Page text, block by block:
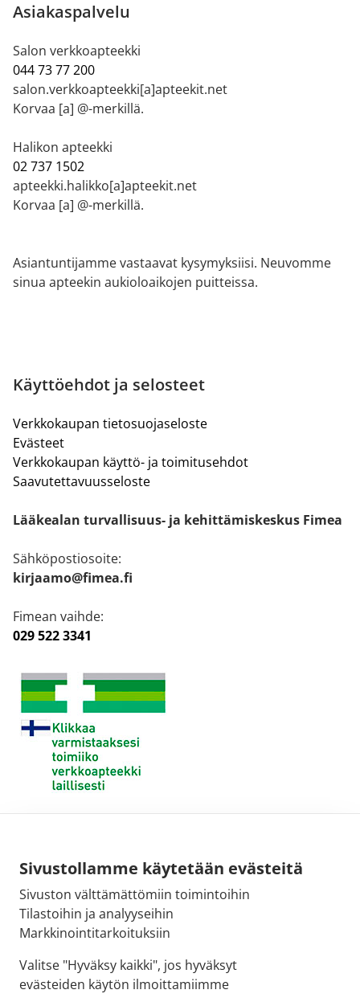
Sivustollamme käytetään evästeitä
Sivuston välttämättömiin toimintoihin
Tilastoihin ja analyyseihin
Markkinointitarkoituksiin
Valitse "Hyväksy kaikki", jos hyväksyt
evästeiden käytön ilmoittamiimme
Asiakaspalvelu
Salon verkkoapteekki
044 73 77 200
salon.verkkoapteekki[a]apteekit.net
Korvaa [a] @-merkillä.
Halikon apteekki
02 737 1502
apteekki.halikko[a]apteekit.net
Korvaa [a] @-merkillä.
Asiantuntijamme vastaavat kysymyksiisi. Neuvomme
sinua apteekin aukioloaikojen puitteissa.
Käyttöehdot ja selosteet
Verkkokaupan tietosuojaseloste
Evästeet
Verkkokaupan käyttö- ja toimitusehdot
Saavutettavuusseloste
Lääkealan turvallisuus- ja kehittämiskeskus Fimea
Sähköpostiosoite:
kirjaamo@fimea.fi
Fimean vaihde:
029 522 3341